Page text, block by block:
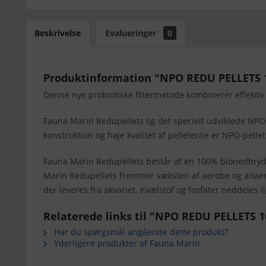
Beskrivelse Evalueringer 0
Produktinformation "NPO REDU
Denne nye probiotiske filtermetode kombinerer
Fauna Marin Redupellets og det specielt udviklede
konstruktion og høje kvalitet af pelleterne er NPO-
Fauna Marin Redupellets består af en 100%
Marin Redupellets fremmer væksten af aerobe og
der leveres fra akvariet. Kvælstof og fosfater
Relaterede links til "NPO REDU
Har du spørgsmål angående dette produkt?
Yderligere produkter af Fauna Marin